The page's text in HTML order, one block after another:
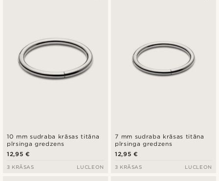
10 mm sudraba krāsas titāna
pīrsinga gredzens
12,95 €
3 KRĀSAS LUCLEON
7 mm sudraba krāsas titāna
pīrsinga gredzens
12,95 €
3 KRĀSAS LUCLEON